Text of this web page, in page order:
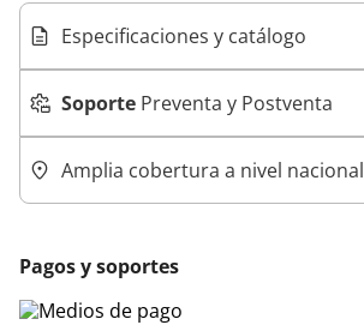
Especificaciones y catálogo
Soporte Preventa y Postventa
Amplia cobertura a nivel nacional
Pagos y soportes